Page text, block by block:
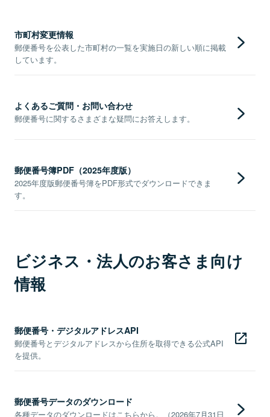
市町村変更情報
郵便番号を公表した市町村の一覧を実施日の新しい順に掲載
しています。
よくあるご質問・お問い合わせ
郵便番号に関するさまざまな疑問にお答えします。
郵便番号簿PDF（2025年度版）
2025年度版郵便番号簿をPDF形式でダウンロードできま
す。
ビジネス・法人のお客さま向け
情報
郵便番号・デジタルアドレスAPI
郵便番号とデジタルアドレスから住所を取得できる公式API
を提供。
郵便番号データのダウンロード
各種データのダウンロードはこちらから。（2026年7月31日